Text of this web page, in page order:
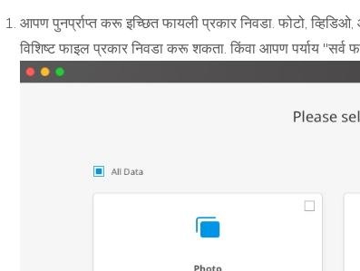
आपण पुनर्प्राप्त करू इच्छित फायली प्रकार निवडा. फोटो,
विशिष्ट फाइल प्रकार निवडा करू शकता. किंवा आपण पर्याय